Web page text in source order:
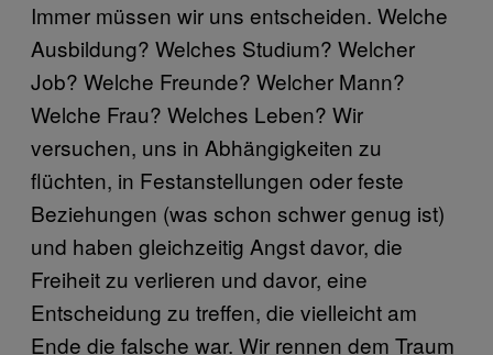
Immer müssen wir uns entscheiden. Welche
Ausbildung? Welches Studium? Welcher
Job? Welche Freunde? Welcher Mann?
Welche Frau? Welches Leben? Wir
versuchen, uns in Abhängigkeiten zu
flüchten, in Festanstellungen oder feste
Beziehungen (was schon schwer genug ist)
und haben gleichzeitig Angst davor, die
Freiheit zu verlieren und davor, eine
Entscheidung zu treffen, die vielleicht am
Ende die falsche war. Wir rennen dem Traum